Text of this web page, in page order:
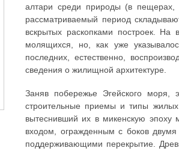
алтари среди природы (в
рассматриваемый период
вскрытых раскопками построек.
молящихся, но, как уже
последних, естественно,
сведения о жилищной архитектуре.
Заняв побережье Эгейского моря,
строительные приемы и типы
вытеснивший их в микенскую эпоху
входом, огражденным с боков
поддерживающими перекрытие.